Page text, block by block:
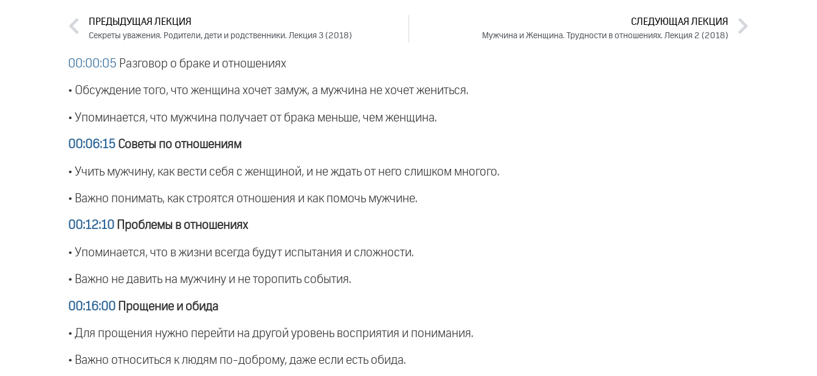
ПРЕДЫДУЩАЯ ЛЕКЦИЯ
Секреты уважения. Родители, дети и родственники. Лекция 3 (2018)
СЛЕДУЮЩАЯ ЛЕКЦИЯ
Мужчина и Женщина. Трудности в отношениях. Лекция 2 (2018)
00:00:05 Разговор о браке и отношениях
• Обсуждение того, что женщина хочет замуж, а мужчина не хочет жениться.
• Упоминается, что мужчина получает от брака меньше, чем женщина.
00:06:15 Советы по отношениям
• Учить мужчину, как вести себя с женщиной, и не ждать от него слишком многого.
• Важно понимать, как строятся отношения и как помочь мужчине.
00:12:10 Проблемы в отношениях
• Упоминается, что в жизни всегда будут испытания и сложности.
• Важно не давить на мужчину и не торопить события.
00:16:00 Прощение и обида
• Для прощения нужно перейти на другой уровень восприятия и понимания.
• Важно относиться к людям по-доброму, даже если есть обида.